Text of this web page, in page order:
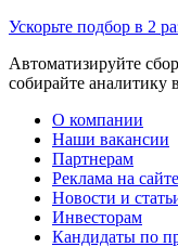
Ускорьте подбор в 2
Автоматизируйте
собирайте аналитику
О компании
Наши вакансии
Партнерам
Реклама на сайте
Новости и
Инвесторам
Кандидаты по